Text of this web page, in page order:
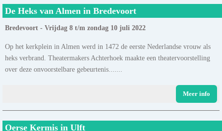
De Heks van Almen in Bredevoort
Bredevoort - Vrijdag 8 t/m zondag 10 juli 2022
Op het kerkplein in Almen werd in 1472 de eerste Nederlandse vrouw als
heks verbrand. Theatermakers Achterhoek maakte een theatervoorstelling
over deze onvoorstelbare gebeurtenis.......
Meer info
Oerse Kermis in Ulft